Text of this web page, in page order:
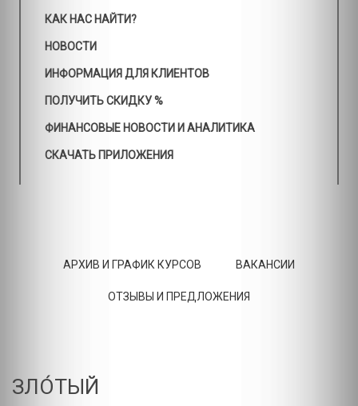
КАК НАС НАЙТИ?
НОВОСТИ
ИНФОРМАЦИЯ ДЛЯ КЛИЕНТОВ
ПОЛУЧИТЬ СКИДКУ %
ФИНАНСОВЫЕ НОВОСТИ И АНАЛИТИКА
СКАЧАТЬ ПРИЛОЖЕНИЯ
АРХИВ И ГРАФИК КУРСОВ ВАКАНСИИ
ОТЗЫВЫ И ПРЕДЛОЖЕНИЯ
ЗЛО́ТЫЙ